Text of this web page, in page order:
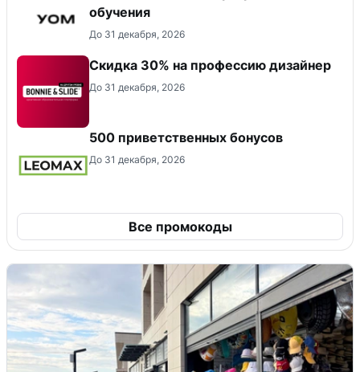
обучения
До 31 декабря, 2026
Скидка 30% на профессию дизайнер
До 31 декабря, 2026
500 приветственных бонусов
До 31 декабря, 2026
Все промокоды